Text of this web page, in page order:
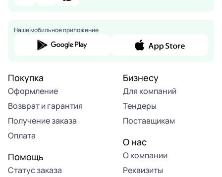
Наше мобильное приложение
Покупка
Оформление
Возврат и гарантия
Получение заказа
Оплата
Помощь
Статус заказа
Бизнесу
Для компаний
Тендеры
Поставщикам
О нас
О компании
Реквизиты